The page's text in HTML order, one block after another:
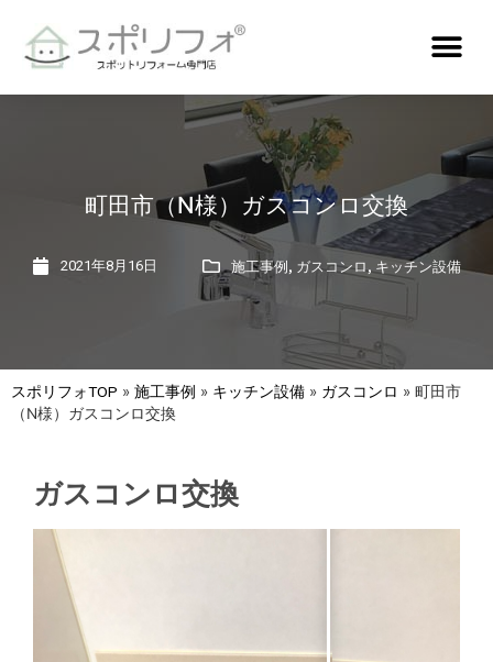
町田市（N様）ガスコンロ交換
2021年8月16日 施工事例, ガスコンロ , キッチン設備
スポリフォTOP » 施工事例 » キッチン設備 » ガスコンロ » 町田市
（N様）ガスコンロ交換
ガスコンロ交換